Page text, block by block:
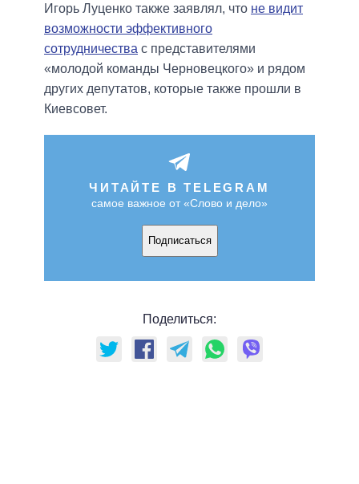
Игорь Луценко также заявлял, что не видит
возможности эффективного
сотрудничества с представителями
«молодой команды Черновецкого» и рядом
других депутатов, которые также прошли в
Киевсовет.
ЧИТАЙТЕ В TELEGRAM
самое важное от «Слово и дело»
Подписаться
Поделиться: